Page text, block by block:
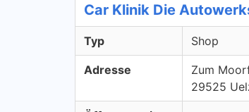
Car Klinik Die
Typ Shop
Adresse
Zum
29525